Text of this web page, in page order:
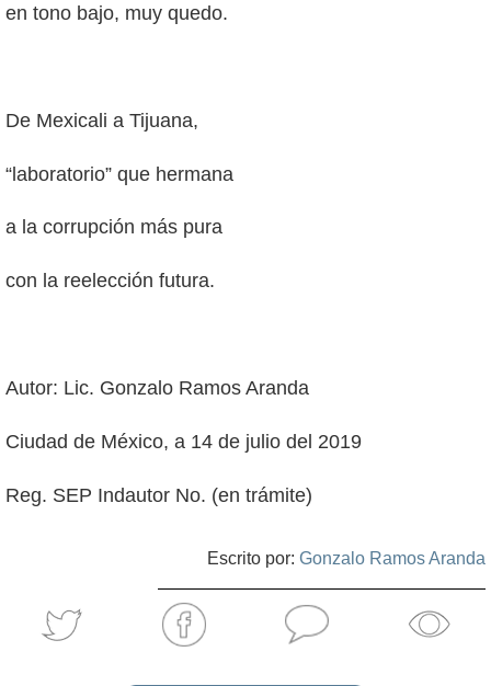
en tono bajo, muy quedo.
De Mexicali a Tijuana,
“laboratorio” que hermana
a la corrupción más pura
con la reelección futura.
Autor: Lic. Gonzalo Ramos Aranda
Ciudad de México, a 14 de julio del 2019
Reg. SEP Indautor No. (en trámite)
Escrito por: Gonzalo Ramos Aranda